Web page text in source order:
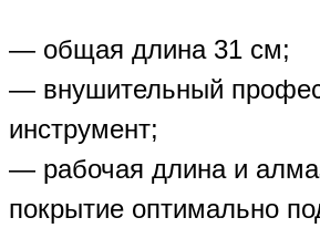
— общая длина 31 см;
— внушительный
инструмент;
— рабочая длина и
покрытие оптимально